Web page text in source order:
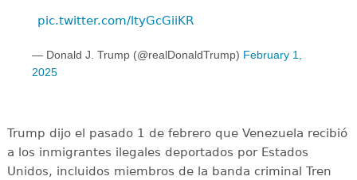
pic.twitter.com/ltyGcGiiKR
— Donald J. Trump (@realDonaldTrump) February 1,
2025
Trump dijo el pasado 1 de febrero que Venezuela recibió
a los inmigrantes ilegales deportados por Estados
Unidos, incluidos miembros de la banda criminal Tren